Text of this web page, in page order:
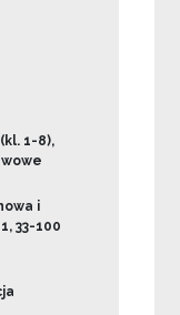
1-8),
i
33-100